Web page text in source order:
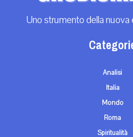
Uno strumento della
Analisi
Italia
Mondo
Roma
Spiritualità